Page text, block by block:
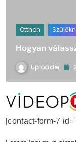
Otthon
Hogyan
Uploader
[contact-form-7